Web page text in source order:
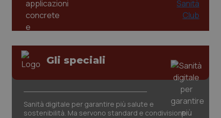
Gli speciali
Sanità digitale per garantire più salute e
sostenibilità. Ma servono standard e condivisione
session-id
_ga
Google LLC
.quotidianosanita.it
1